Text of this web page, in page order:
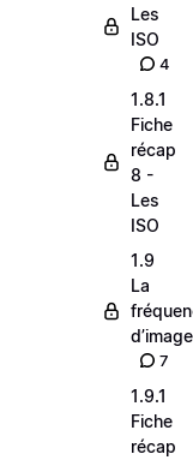
Les
ISO
4
1.8.1
Fiche
récap
8 -
Les
ISO
1.9
La
d’image
7
1.9.1
Fiche
récap